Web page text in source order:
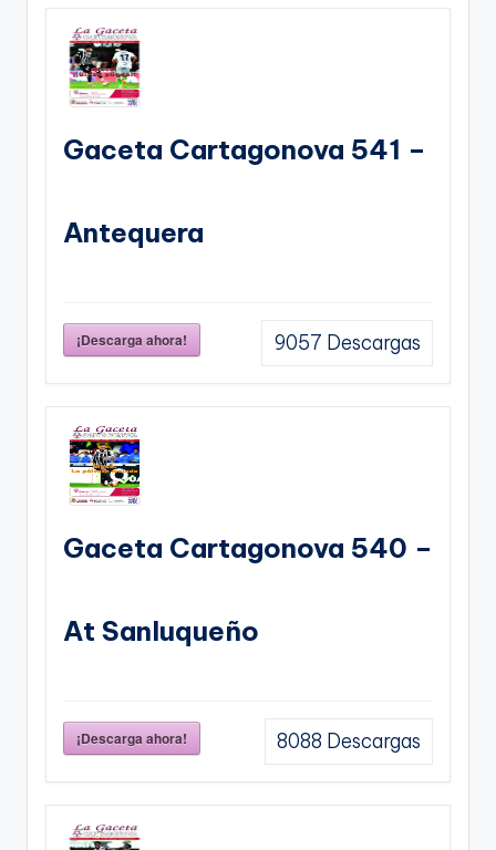
Gaceta Cartagonova 541 –
Antequera
¡Descarga ahora! 9057 Descargas
Gaceta Cartagonova 540 –
At Sanluqueño
¡Descarga ahora! 8088 Descargas